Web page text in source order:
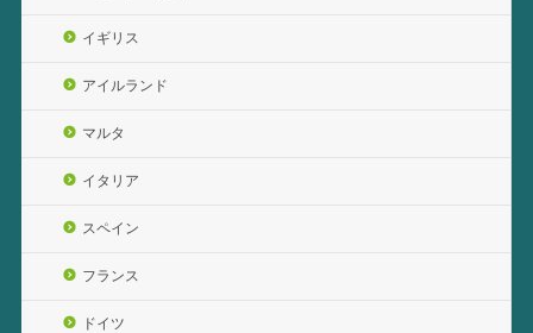
イギリス
アイルランド
マルタ
イタリア
スペイン
フランス
ドイツ